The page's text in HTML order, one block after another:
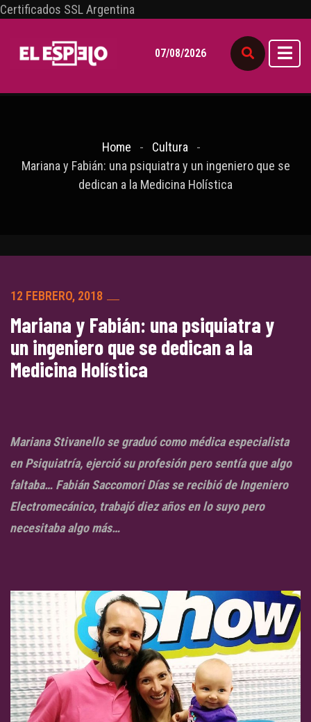
Certificados SSL Argentina
07/08/2026
Home
Cultura
Mariana y Fabián: una psiquiatra y un ingeniero que se
dedican a la Medicina Holística
12 FEBRERO, 2018
Mariana y Fabián: una psiquiatra y
un ingeniero que se dedican a la
Medicina Holística
Mariana Stivanello se graduó como médica especialista
en Psiquiatría, ejerció su profesión pero sentía que algo
faltaba… Fabián Saccomori Días se recibió de Ingeniero
Electromecánico, trabajó diez años en lo suyo pero
necesitaba algo más…